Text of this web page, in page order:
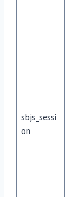
sbjs_sessi
on